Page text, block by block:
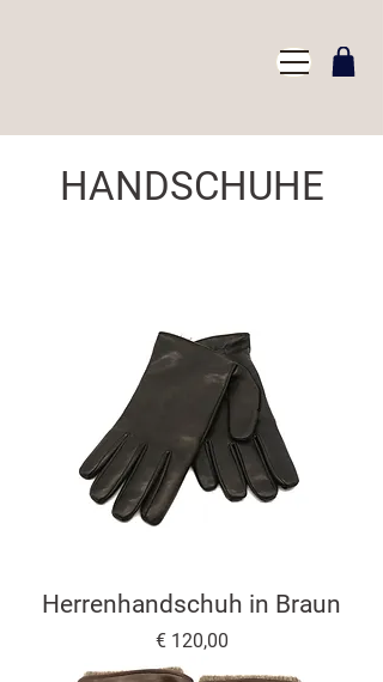
HANDSCHUHE
Herrenhandschuh in Braun
Preis
€ 120,00